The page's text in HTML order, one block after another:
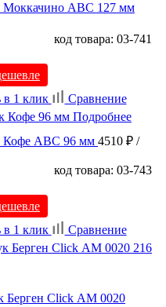
Моккачино ABC 127 мм
код товара: 03-741
1 клик
Сравнение
Подробнее
Кофе ABC 96 мм 4510 ₽ /
код товара: 03-743
1 клик
Сравнение
Берген Click АМ 0020